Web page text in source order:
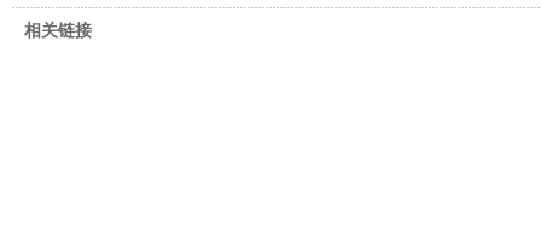
相关链接